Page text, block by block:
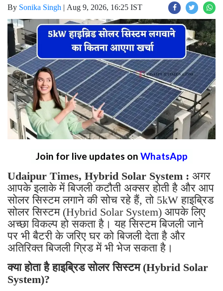
By Sonika Singh | Aug 9, 2026, 16:25 IST
Join for live updates on WhatsApp
Udaipur Times, Hybrid Solar System : अगर
आपके इलाके में बिजली कटौती अक्सर होती है और आप
सोलर सिस्टम लगाने की सोच रहे हैं, तो 5kW हाइब्रिड
सोलर सिस्टम (Hybrid Solar System) आपके लिए
अच्छा विकल्प हो सकता है। यह सिस्टम बिजली जाने
पर भी बैटरी के जरिए घर को बिजली देता है और
अतिरिक्त बिजली ग्रिड में भी भेज सकता है।
क्या होता है हाइब्रिड सोलर सिस्टम (Hybrid Solar
System)?